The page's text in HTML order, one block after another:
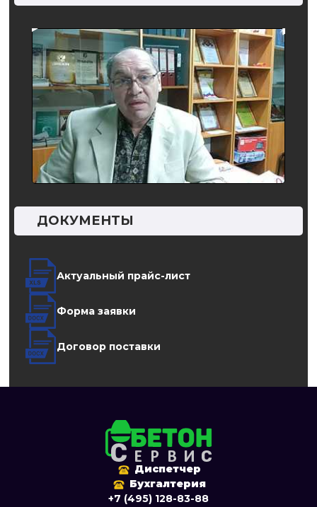
ДОКУМЕНТЫ
Актуальный прайс-лист
Форма заявки
Договор поставки
Диспетчер
Бухгалтерия
+7 (495) 128-83-88